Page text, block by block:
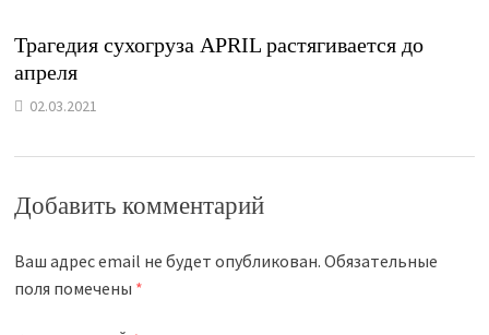
Трагедия сухогруза APRIL растягивается до
апреля
02.03.2021
Добавить комментарий
Ваш адрес email не будет опубликован. Обязательные
поля помечены *